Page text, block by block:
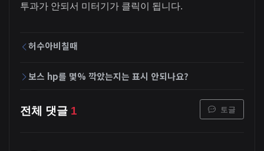
투과가 안되서 미터기가 클릭이 됩니다.
허수아비칠때
보스 hp를 몇% 깍았는지는 표시 안되나요?
전체 댓글 1 토글